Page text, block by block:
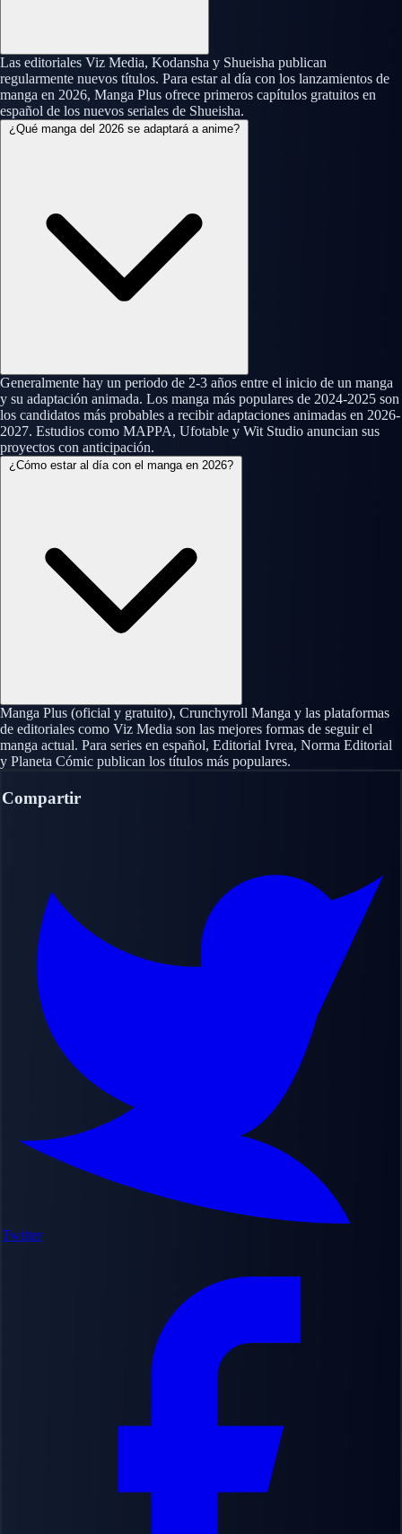
Las editoriales Viz Media, Kodansha y Shueisha publican
regularmente nuevos títulos. Para estar al día con los lanzamientos de
manga en 2026, Manga Plus ofrece primeros capítulos gratuitos en
español de los nuevos seriales de Shueisha.
¿Qué manga del 2026 se adaptará a anime?
Generalmente hay un periodo de 2-3 años entre el inicio de un manga
y su adaptación animada. Los manga más populares de 2024-2025 son
los candidatos más probables a recibir adaptaciones animadas en 2026-
2027. Estudios como MAPPA, Ufotable y Wit Studio anuncian sus
proyectos con anticipación.
¿Cómo estar al día con el manga en 2026?
Manga Plus (oficial y gratuito), Crunchyroll Manga y las plataformas
de editoriales como Viz Media son las mejores formas de seguir el
manga actual. Para series en español, Editorial Ivrea, Norma Editorial
y Planeta Cómic publican los títulos más populares.
Compartir
Twitter